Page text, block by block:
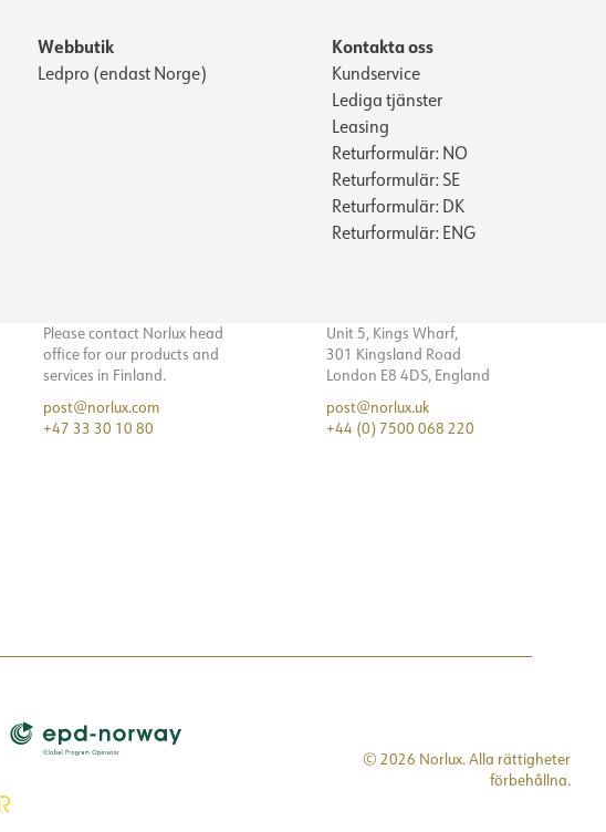
Webbutik
Ledpro (endast Norge)
Kontakta oss
Kundservice
Lediga tjänster
Leasing
Returformulär: NO
Returformulär: SE
Returformulär: DK
Returformulär: ENG
Please contact Norlux head
office for our products and
services in Finland.
post@norlux.com
+47 33 30 10 80
Unit 5, Kings Wharf,
301 Kingsland Road
London E8 4DS, England
post@norlux.uk
+44 (0) 7500 068 220
© 2026 Norlux. Alla rättigheter
förbehållna.